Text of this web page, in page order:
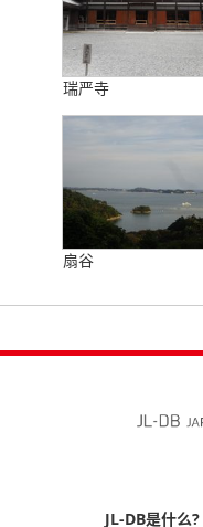
瑞严寺
扇谷
JL-DB是什么?